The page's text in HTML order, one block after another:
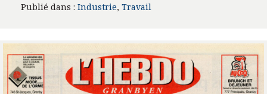
Publié dans : Industrie, Travail